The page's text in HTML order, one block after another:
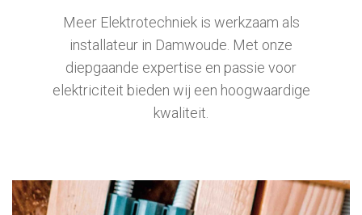
Meer Elektrotechniek is werkzaam als
installateur in Damwoude. Met onze
diepgaande expertise en passie voor
elektriciteit bieden wij een hoogwaardige
kwaliteit.